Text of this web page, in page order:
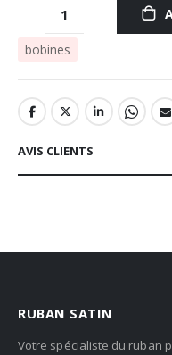
bobines
AVIS CLIENTS
RUBAN SATIN
Votre spécialiste du ruban